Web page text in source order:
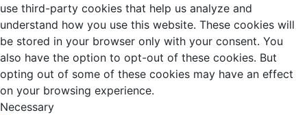
use third-party cookies that help us analyze and
understand how you use this website. These cookies will
be stored in your browser only with your consent. You
also have the option to opt-out of these cookies. But
opting out of some of these cookies may have an effect
on your browsing experience.
Necessary